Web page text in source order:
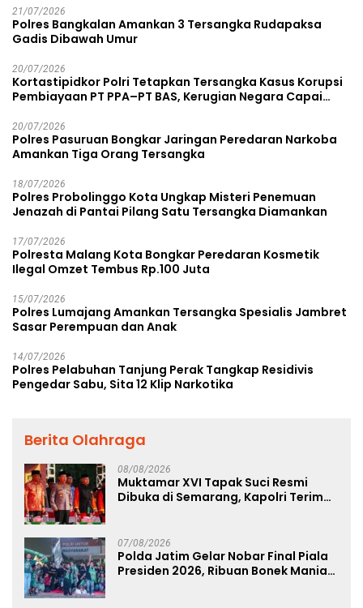
21/07/2026
Polres Bangkalan Amankan 3 Tersangka Rudapaksa
Gadis Dibawah Umur
20/07/2026
Kortastipidkor Polri Tetapkan Tersangka Kasus Korupsi
Pembiayaan PT PPA–PT BAS, Kerugian Negara Capai
20/07/2026
Polres Pasuruan Bongkar Jaringan Peredaran Narkoba
Amankan Tiga Orang Tersangka
18/07/2026
Polres Probolinggo Kota Ungkap Misteri Penemuan
Jenazah di Pantai Pilang Satu Tersangka Diamankan
17/07/2026
Polresta Malang Kota Bongkar Peredaran Kosmetik
Ilegal Omzet Tembus Rp.100 Juta
15/07/2026
Polres Lumajang Amankan Tersangka Spesialis Jambret
Sasar Perempuan dan Anak
14/07/2026
Polres Pelabuhan Tanjung Perak Tangkap Residivis
Pengedar Sabu, Sita 12 Klip Narkotika
Berita Olahraga
08/08/2026
Muktamar XVI Tapak Suci Resmi
Dibuka di Semarang, Kapolri Terima
07/08/2026
Polda Jatim Gelar Nobar Final Piala
Presiden 2026, Ribuan Bonek Mania